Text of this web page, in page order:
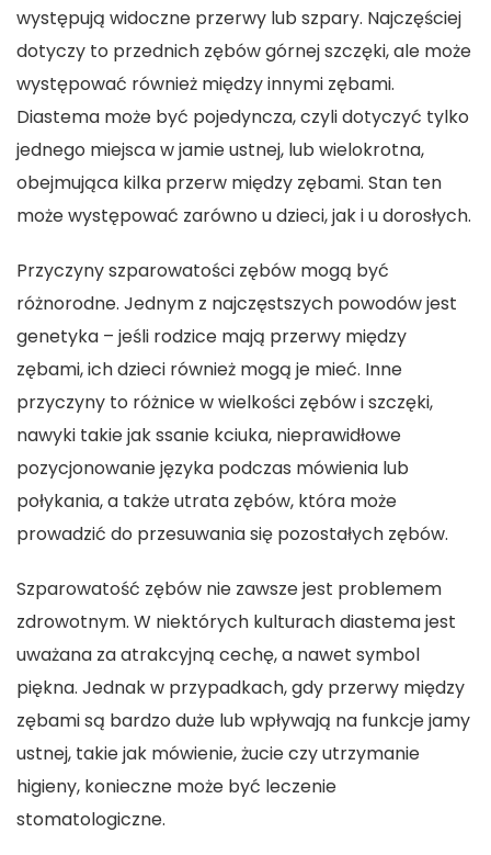
występują widoczne przerwy lub szpary. Najczęściej
dotyczy to przednich zębów górnej szczęki, ale może
występować również między innymi zębami.
Diastema może być pojedyncza, czyli dotyczyć tylko
jednego miejsca w jamie ustnej, lub wielokrotna,
obejmująca kilka przerw między zębami. Stan ten
może występować zarówno u dzieci, jak i u dorosłych.
Przyczyny szparowatości zębów mogą być
różnorodne. Jednym z najczęstszych powodów jest
genetyka – jeśli rodzice mają przerwy między
zębami, ich dzieci również mogą je mieć. Inne
przyczyny to różnice w wielkości zębów i szczęki,
nawyki takie jak ssanie kciuka, nieprawidłowe
pozycjonowanie języka podczas mówienia lub
połykania, a także utrata zębów, która może
prowadzić do przesuwania się pozostałych zębów.
Szparowatość zębów nie zawsze jest problemem
zdrowotnym. W niektórych kulturach diastema jest
uważana za atrakcyjną cechę, a nawet symbol
piękna. Jednak w przypadkach, gdy przerwy między
zębami są bardzo duże lub wpływają na funkcje jamy
ustnej, takie jak mówienie, żucie czy utrzymanie
higieny, konieczne może być leczenie
stomatologiczne.